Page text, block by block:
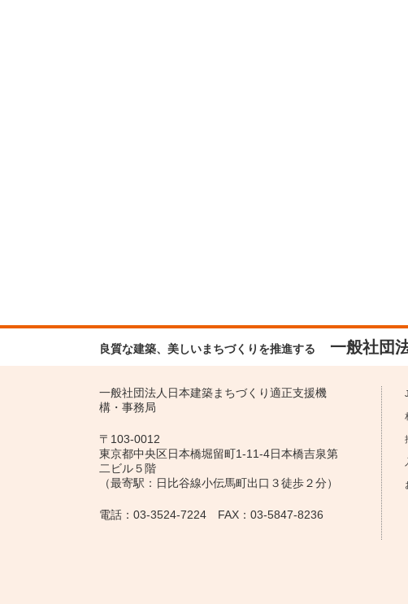
良質な建築、美しいまちづくりを推進する 一般社団
一般社団法人日本建築まちづくり適正支援機
構・事務局
〒103-0012
東京都中央区日本橋堀留町1-11-4日本橋吉泉第
二ビル５階
（最寄駅：日比谷線小伝馬町出口３徒歩２分）
電話：03-3524-7224 FAX：03-5847-8236